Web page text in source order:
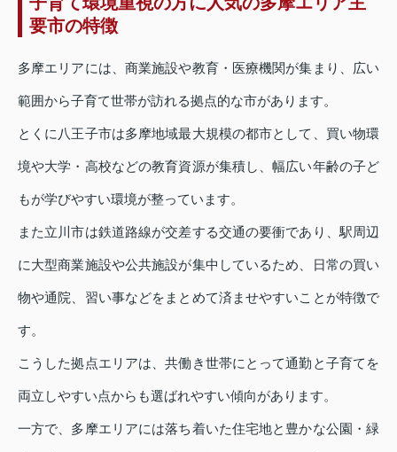
要市の特徴
多摩エリアには、商業施設や教育・医療機関が集まり、広い
範囲から子育て世帯が訪れる拠点的な市があります。
とくに八王子市は多摩地域最大規模の都市として、買い物環
境や大学・高校などの教育資源が集積し、幅広い年齢の子ど
もが学びやすい環境が整っています。
また立川市は鉄道路線が交差する交通の要衝であり、駅周辺
に大型商業施設や公共施設が集中しているため、日常の買い
物や通院、習い事などをまとめて済ませやすいことが特徴で
す。
こうした拠点エリアは、共働き世帯にとって通勤と子育てを
両立しやすい点からも選ばれやすい傾向があります。
一方で、多摩エリアには落ち着いた住宅地と豊かな公園・緑